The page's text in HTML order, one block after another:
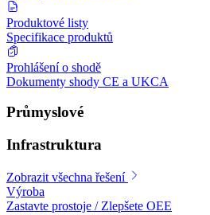
Produktové listy
Specifikace produktů
Prohlášení o shodě
Dokumenty shody CE a UKCA
Průmyslové
Infrastruktura
Zobrazit všechna řešení
Výroba
Zastavte prostoje / Zlepšete OEE